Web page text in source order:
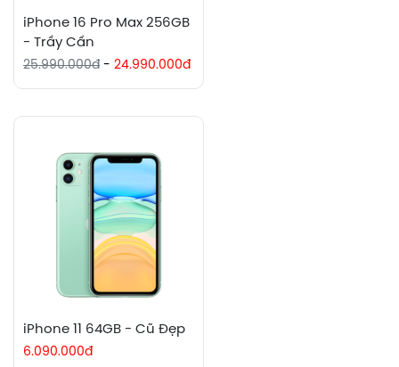
iPhone 16 Pro Max 256GB
- Trầy Cấn
25.990.000đ - 24.990.000đ
iPhone 11 64GB - Cũ Đẹp
6.090.000đ